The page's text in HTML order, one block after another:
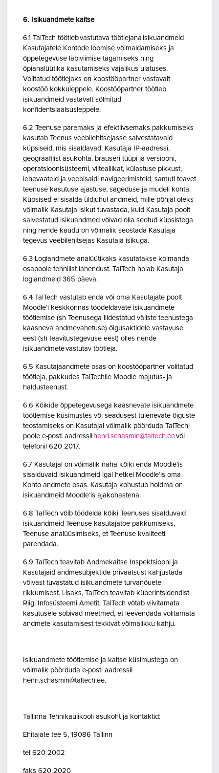
6. Isikuandmete kaitse
6.1 TalTech töötleb vastutava töötlejana isikuandmeid
Kasutajatele Kontode loomise võimaldamiseks ja
õppetegevuse läbiviimise tagamiseks ning
õpianalüütika kasutamiseks vajalikus ulatuses.
Volitatud töötlejaks on koostööpartner vastavalt
koostöö kokkuleppele. Koostööpartner töötleb
isikuandmeid vastavalt sõlmitud
konfidentsiaalsusleppele.
6.2 Teenuse paremaks ja efektiivsemaks pakkumiseks
kasutab Teenus veebilehitsejasse salvestatavaid
küpsiseid, mis sisaldavad: Kasutaja IP-aadressi,
geograafilist asukohta, brauseri tüüpi ja versiooni,
operatsioonisüsteemi, viiteallikat, külastuse pikkust,
lehevaateid ja veebisaidi navigeerimisteid, samuti teavet
teenuse kasutuse ajastuse, sageduse ja mudeli kohta.
Küpsised ei sisalda üldjuhul andmeid, mille põhjal oleks
võimalik Kasutaja isikut tuvastada, kuid Kasutaja poolt
salvestatud isikuandmed võivad olla seotud küpsistega
ning nende kaudu on võimalik seostada Kasutaja
tegevus veebilehitsejas Kasutaja isikuga.
6.3 Logiandmete analüütikaks kasutatakse kolmanda
osapoole tehnilist lahendust. TalTech hoiab Kasutaja
logiandmeid 365 päeva.
6.4 TalTech vastutab enda või oma Kasutajate poolt
Moodle’i keskkonnas töödeldavate isikuandmete
töötlemise (sh Teenusega liidestatud väliste teenustega
kaasneva andmevahetuse) õigusaktidele vastavuse
eest (sh teavitustegevuse eest) olles nende
isikuandmete vastutav töötleja.
6.5 Kasutajaandmete osas on koostööpartner volitatud
töötleja, pakkudes TalTechile Moodle majutus- ja
haldusteenust.
6.6 Kõikide õppetegevusega kaasnevate isikuandmete
töötlemise küsimustes või seadusest tulenevate õiguste
teostamiseks on Kasutajal võimalik pöörduda TalTechi
poole e-posti aadressil henri.schasmin@taltech.eevõi
telefonil 620 2017.
6.7 Kasutajal on võimalik näha kõiki enda Moodle’is
sisalduvaid isikuandmeid igal hetkel Moodle’is oma
Konto andmete osas. Kasutaja kohustub hoidma on
isikuandmeid Moodle’is ajakohastena.
6.8 TalTech võib töödelda kõiki Teenuses sisalduvaid
isikuandmeid Teenuse kasutajatoe pakkumiseks,
Teenuse analüüsimiseks, et Teenuse kvaliteeti
parendada.
6.9 TalTech teavitab Andmekaitse Inspektsiooni ja
Kasutajaid andmesubjektide privaatsust kahjustada
võivast tuvastatud isikuandmete turvanõuete
rikkumisest. Lisaks, TalTech teavitab küberintsidendist
Riigi Infosüsteemi Ametit. TalTech võtab viivitamata
kasutusele sobivad meetmed, et leevendada volitamata
andmete kasutamisest tekkivat võimalikku kahju.
Isikuandmete töötlemise ja kaitse küsimustega on
võimalik pöörduda e-posti aadressil
henri.schasmin@taltech.ee.
Tallinna Tehnikaülikooli asukoht ja kontaktid:
Ehitajate tee 5, 19086 Tallinn
tel 620 2002
faks 620 2020